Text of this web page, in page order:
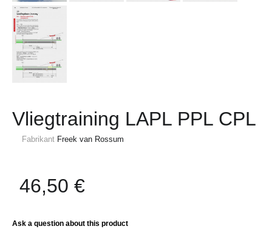
Vliegtraining LAPL PPL CPL
Fabrikant Freek van Rossum
46,50 €
Ask a question about this product